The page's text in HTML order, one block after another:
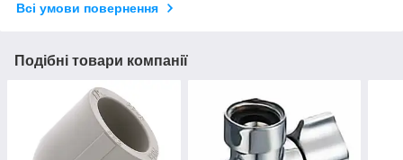
Всі умови повернення
Подібні товари компанії